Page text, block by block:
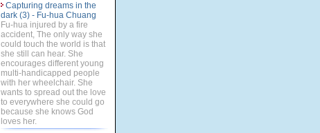
Capturing dreams in the
dark (3) - Fu-hua Chuang
Fu-hua injured by a fire
accident, The only way she
could touch the world is that
she still can hear. She
encourages different young
multi-handicapped people
with her wheelchair. She
wants to spread out the love
to everywhere she could go
because she knows God
loves her.